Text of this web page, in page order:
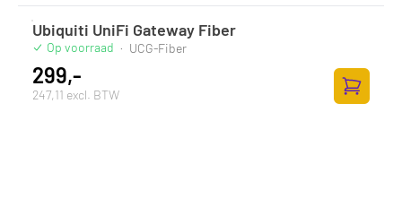
Ubiquiti UniFi Gateway Fiber
Op voorraad · UCG-Fiber
299,-
247,11 excl. BTW